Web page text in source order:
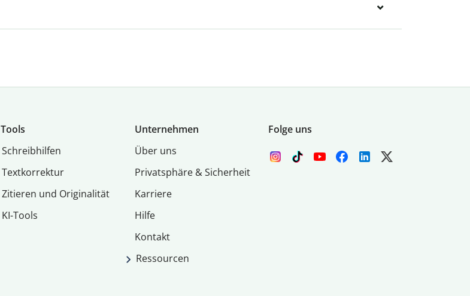
Tools
Schreibhilfen
Textkorrektur
Zitieren und Originalität
KI-Tools
Unternehmen
Über uns
Privatsphäre & Sicherheit
Karriere
Hilfe
Kontakt
Ressourcen
Folge uns